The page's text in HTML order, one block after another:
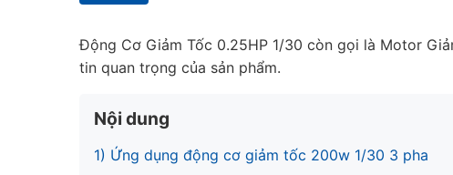
Động Cơ Giảm Tốc 0.25HP 1/30 còn gọi là Motor
tin quan trọng của sản phẩm.
Nội dung
1) Ứng dụng động cơ giảm tốc 200w 1/30 3 pha